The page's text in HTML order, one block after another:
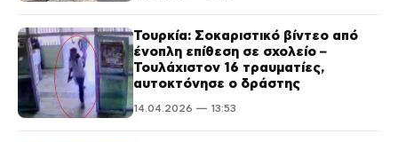
Τουρκία: Σοκαριστικό βίντεο από
ένοπλη επίθεση σε σχολείο –
Τουλάχιστον 16 τραυματίες,
αυτοκτόνησε ο δράστης
14.04.2026 — 13:53